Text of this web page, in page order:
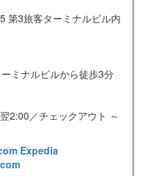
第3旅客ターミナルビル内
ミナルビルから徒歩3分
2:00／チェックアウト ～
Expedia